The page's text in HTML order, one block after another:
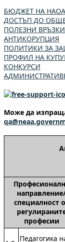
БЮДЖЕТ НА НАОА
ДОСТЪП ДО
ПОЛЕЗНИ ВРЪЗКИ
АНТИКОРУПЦИЯ
ПОЛИТИКИ ЗА
ПРОФИЛ НА
КОНКУРСИ
Може да
П
специалност
професии
Педагогика